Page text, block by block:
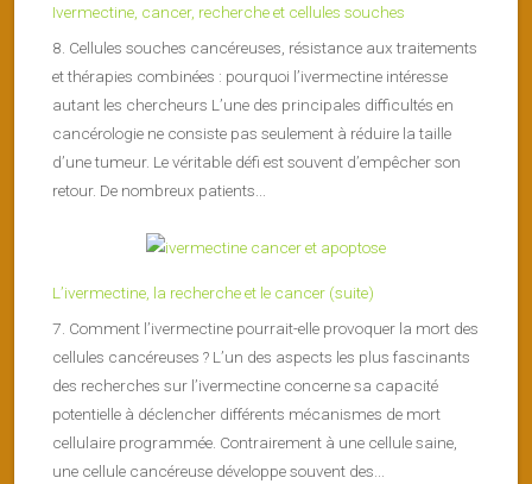
Ivermectine, cancer, recherche et cellules souches
8. Cellules souches cancéreuses, résistance aux traitements
et thérapies combinées : pourquoi l’ivermectine intéresse
autant les chercheurs L’une des principales difficultés en
cancérologie ne consiste pas seulement à réduire la taille
d’une tumeur. Le véritable défi est souvent d’empêcher son
retour. De nombreux patients...
L’ivermectine, la recherche et le cancer (suite)
7. Comment l’ivermectine pourrait-elle provoquer la mort des
cellules cancéreuses ? L’un des aspects les plus fascinants
des recherches sur l’ivermectine concerne sa capacité
potentielle à déclencher différents mécanismes de mort
cellulaire programmée. Contrairement à une cellule saine,
une cellule cancéreuse développe souvent des...